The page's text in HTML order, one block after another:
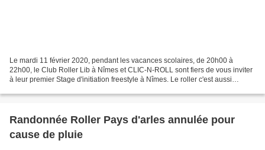
Le mardi 11 février 2020, pendant les vacances scolaires, de 20h00 à
22h00, le Club Roller Lib à Nîmes et CLIC-N-ROLL sont fiers de vous inviter
à leur premier Stage d'initiation freestyle à Nîmes. Le roller c'est aussi
Randonnée Roller Pays d'arles annulée pour
cause de pluie